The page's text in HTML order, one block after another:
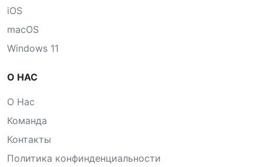
iOS
macOS
Windows 11
О НАС
О Нас
Команда
Контакты
Политика конфинденциальности